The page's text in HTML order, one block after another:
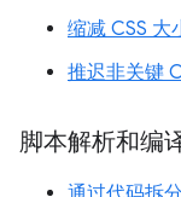
缩减 CSS 大
推迟非关键
脚本解析和编